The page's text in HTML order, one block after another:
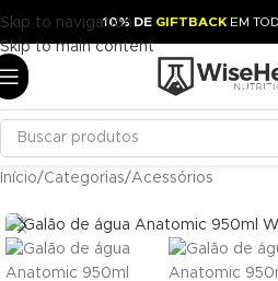
Skip to navigation
Skip to main content
10% DE GIFTBACKEM
Início/Categorias/Acessórios